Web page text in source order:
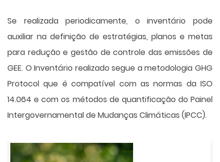
Se realizada periodicamente, o inventário pode
auxiliar na definição de estratégias, planos e metas
para redução e gestão de controle das emissões de
GEE. O Inventário realizado segue a metodologia GHG
Protocol que é compatível com as normas da ISO
14.064 e com os métodos de quantificação do Painel
Intergovernamental de Mudanças Climáticas (IPCC).